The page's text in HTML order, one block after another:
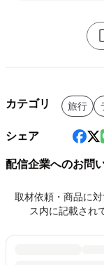
カテゴリ 旅行
シェア
配信企業へのお問
取材依頼・商品に
ス内に記載され